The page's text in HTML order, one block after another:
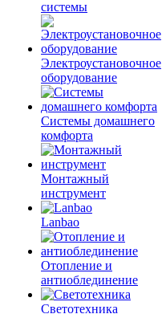
системы
Электроустановочное
оборудование
Системы домашнего
комфорта
Монтажный
инструмент
Lanbao
Отопление и
антиоблединение
Светотехника